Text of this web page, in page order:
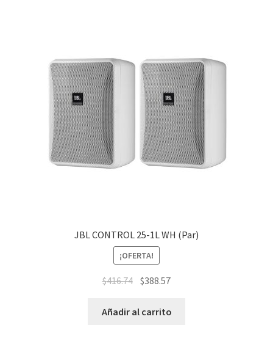
JBL CONTROL 25-1L WH (Par)
¡OFERTA!
$416.74 $388.57
Añadir al carrito